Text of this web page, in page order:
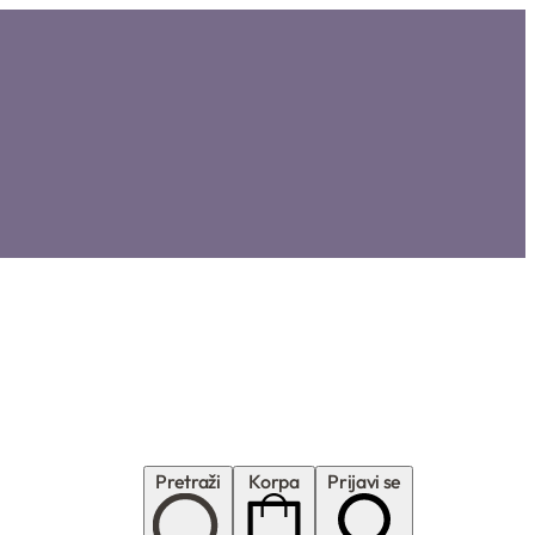
Pretraži Korpa Prijavi se